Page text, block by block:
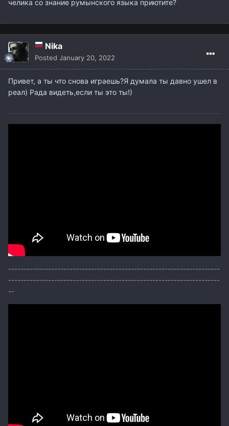
челика со знание румынского языка приютите?
Nika
Posted January 20, 2022
Привет, а ты что снова играешь?Я думала ты давно ушел в
реал) Рада видеть,если ты это ты!)
---------------------------------------------------------------------
---------------------------------------------------------------------
--